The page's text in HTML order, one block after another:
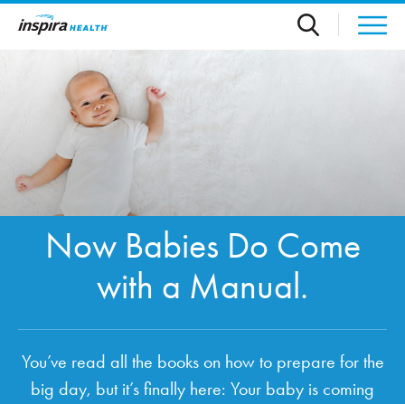
Skip to main content
Now Babies Do Come
with a Manual.
You’ve read all the books on how to prepare for the
big day, but it’s finally here: Your baby is coming